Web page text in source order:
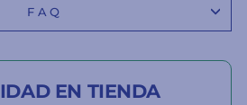
FAQ
EN TIENDA